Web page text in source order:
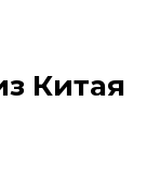
Китая